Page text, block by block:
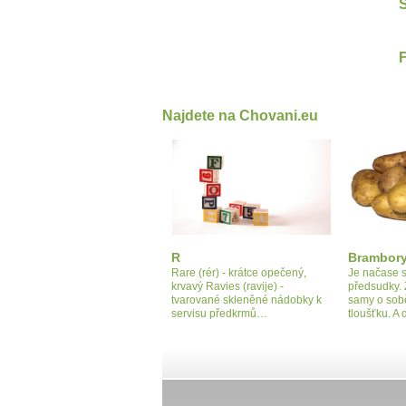
Najdete na Chovani.eu
R
Rare (rér) - krátce opečený,
krvavý Ravies (ravije) -
tvarované skleněné nádobky k
servisu předkrmů…
Je načase
předsudky.
samy o
tloušťku. A